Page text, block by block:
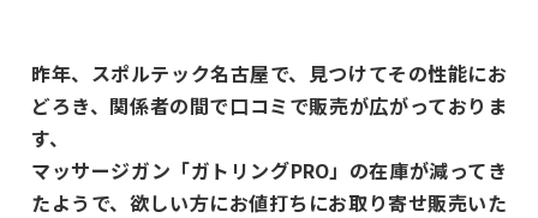
昨年、スポルテック名古屋で、見つけてその性能にお
どろき、関係者の間で口コミで販売が広がっておりま
す、
マッサージガン「ガトリングPRO」の在庫が減ってき
たようで、欲しい方にお値打ちにお取り寄せ販売いた